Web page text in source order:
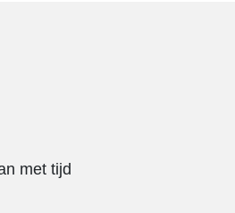
met tijd